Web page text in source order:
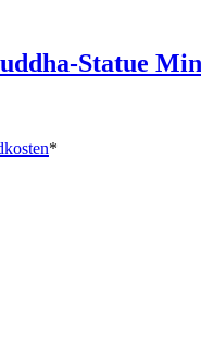
Statue
*